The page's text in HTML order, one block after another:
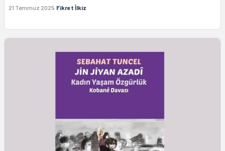
21 Temmuz 2025 Fikret İlkiz